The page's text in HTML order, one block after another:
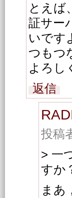
とえば
証サー
いです
つもつ
よろし
返信
投稿
> 一
すか
まあ